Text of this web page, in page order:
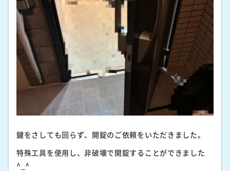
鍵をさしても回らず、開錠のご依頼をいただきました。
特殊工具を使用し、非破壊で開錠することができました
^_^